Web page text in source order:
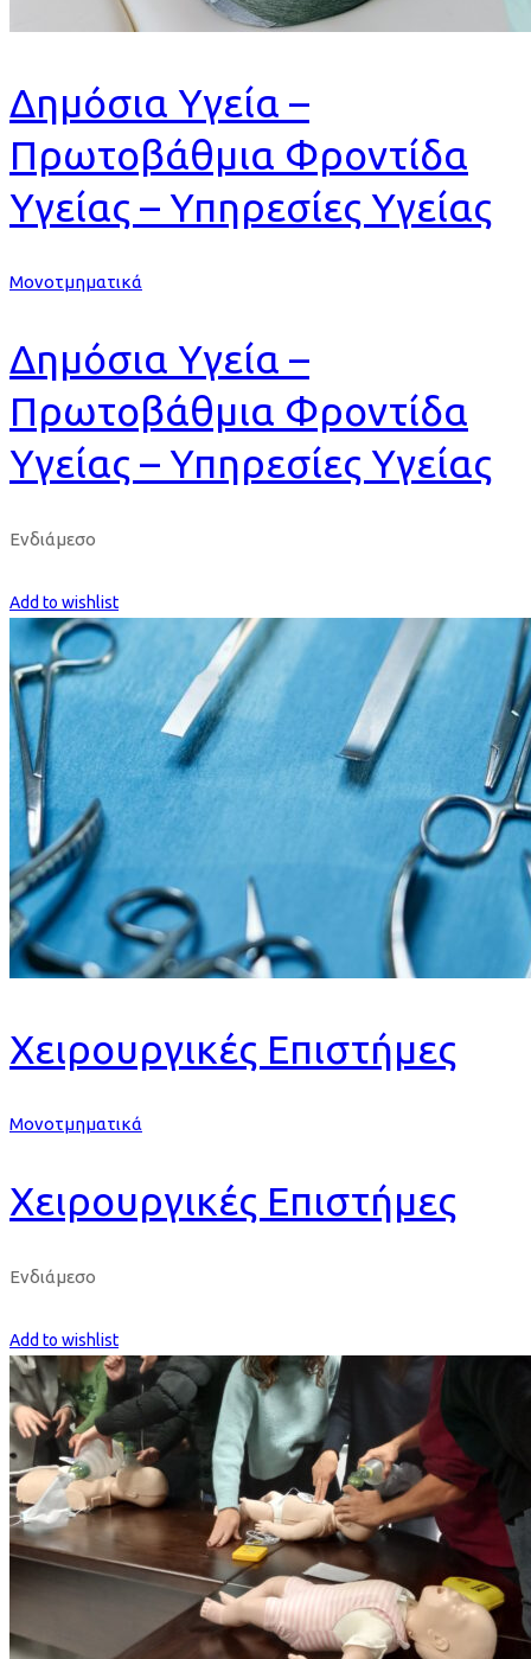
Δημόσια Υγεία –
Πρωτοβάθμια Φροντίδα
Υγείας – Υπηρεσίες Υγείας
Μονοτμηματικά
Δημόσια Υγεία –
Πρωτοβάθμια Φροντίδα
Υγείας – Υπηρεσίες Υγείας
Ενδιάμεσο
Add to wishlist
Χειρουργικές Επιστήμες
Μονοτμηματικά
Χειρουργικές Επιστήμες
Ενδιάμεσο
Add to wishlist